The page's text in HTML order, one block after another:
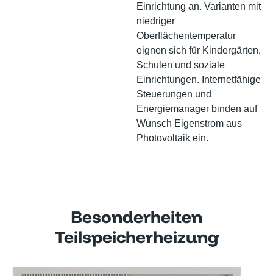
Einrichtung an. Varianten mit
niedriger
Oberflächentemperatur
eignen sich für Kindergärten,
Schulen und soziale
Einrichtungen. Internetfähige
Steuerungen und
Energiemanager binden auf
Wunsch Eigenstrom aus
Photovoltaik ein.
Besonderheiten
Teilspeicherheizung